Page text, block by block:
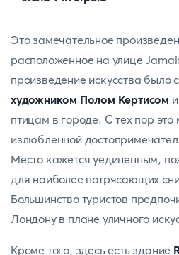
Это замечательное
расположенное на улице
произведение искусства было
художником Полом Кертисом
птицам в городе. С тех пор это
излюбленной
Место кажется уединенным,
для наиболее потрясающих
Большинство туристов
Лондону в плане уличного
Кроме того, здесь есть здание